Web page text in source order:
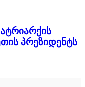
პრეზიდენტს